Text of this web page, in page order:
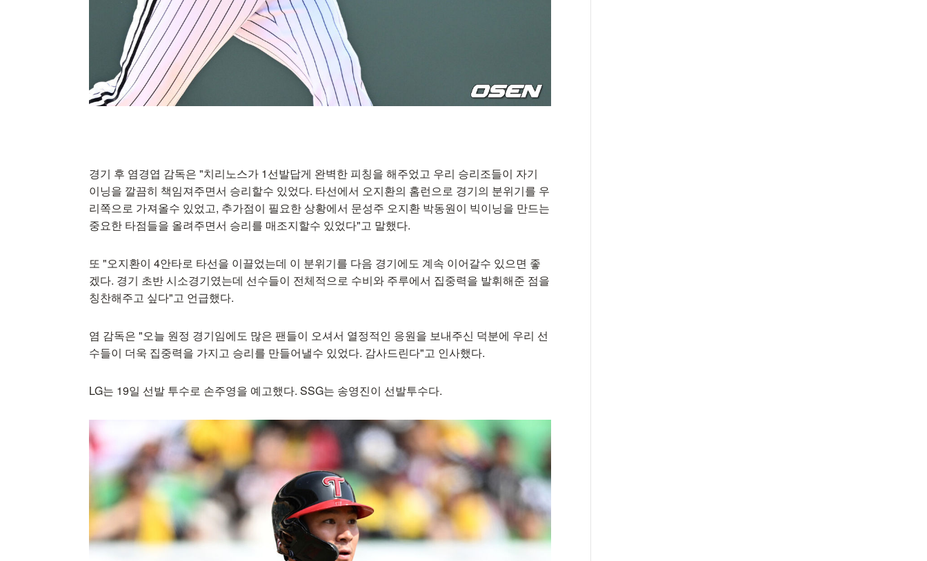
경기 후 염경엽 감독은 "치리노스가 1선발답게 완벽한 피칭을 해주었고 우리 승리조들이 자기
이닝을 깔끔히 책임져주면서 승리할수 있었다. 타선에서 오지환의 홈런으로 경기의 분위기를 우
리쪽으로 가져올수 있었고, 추가점이 필요한 상황에서 문성주 오지환 박동원이 빅이닝을 만드는
중요한 타점들을 올려주면서 승리를 매조지할수 있었다"고 말했다.
또 "오지환이 4안타로 타선을 이끌었는데 이 분위기를 다음 경기에도 계속 이어갈수 있으면 좋
겠다. 경기 초반 시소경기였는데 선수들이 전체적으로 수비와 주루에서 집중력을 발휘해준 점을
칭찬해주고 싶다"고 언급했다.
염 감독은 "오늘 원정 경기임에도 많은 팬들이 오셔서 열정적인 응원을 보내주신 덕분에 우리 선
수들이 더욱 집중력을 가지고 승리를 만들어낼수 있었다. 감사드린다"고 인사했다.
LG는 19일 선발 투수로 손주영을 예고했다. SSG는 송영진이 선발투수다.